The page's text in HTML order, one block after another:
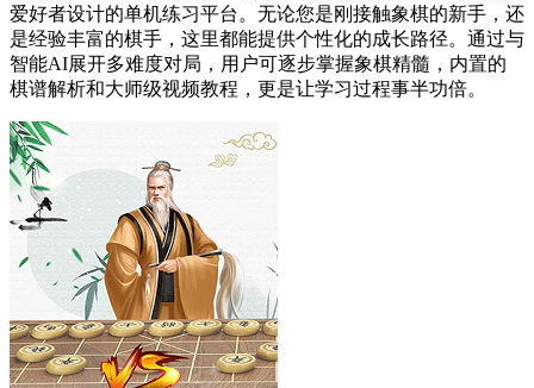
爱好者设计的单机练习平台。无论您是刚接触象棋的新手，还
是经验丰富的棋手，这里都能提供个性化的成长路径。通过与
智能AI展开多难度对局，用户可逐步掌握象棋精髓，内置的
棋谱解析和大师级视频教程，更是让学习过程事半功倍。